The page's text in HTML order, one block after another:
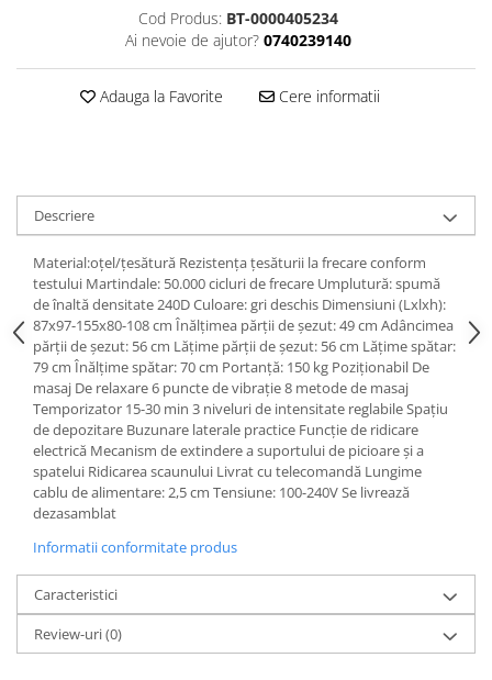
Dulapuri haine si Sifoniere
Masute de toaleta
Paturi lemn & pal
Paturi metalice
Paturi tapitate
Saltele
Seturi dormitoare complete
Suporturi saltea/Somiere/Gratii
pentru pat
Mobilier Hol/Cuiere
Banci pentru asteptare
Colectia casmir -seturi
cuiere/mobila hol Rai casmir
Pantofare Hol
Set mobilier Hol modern cu
panouri tapitate
Seturi hol cuiere
Cod Produs: BT-0000405234
Ai nevoie de ajutor? 0740239140
Adauga la Favorite Cere informatii
Descriere
Material:oţel/ţesătură Rezistenţa ţesăturii la frecare conform
testului Martindale: 50.000 cicluri de frecare Umplutură: spumă
de înaltă densitate 240D Culoare: gri deschis Dimensiuni (Lxlxh):
87x97-155x80-108 cm Înălţimea părţii de şezut: 49 cm Adâncimea
părţii de şezut: 56 cm Lăţime părţii de şezut: 56 cm Lăţime spătar:
79 cm Înălţime spătar: 70 cm Portanţă: 150 kg Poziţionabil De
masaj De relaxare 6 puncte de vibraţie 8 metode de masaj
Temporizator 15-30 min 3 niveluri de intensitate reglabile Spaţiu
de depozitare Buzunare laterale practice Funcţie de ridicare
electrică Mecanism de extindere a suportului de picioare şi a
spatelui Ridicarea scaunului Livrat cu telecomandă Lungime
cablu de alimentare: 2,5 cm Tensiune: 100-240V Se livrează
dezasamblat
Informatii conformitate produs
Caracteristici
Review-uri(0)